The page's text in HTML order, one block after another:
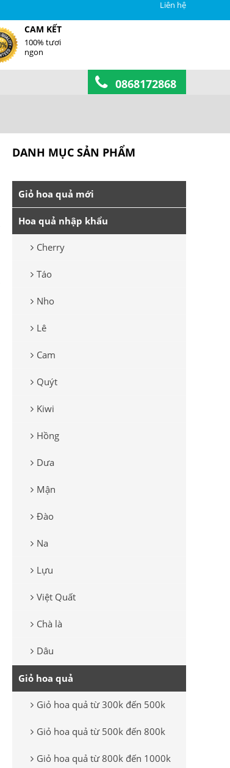
Liên hệ
CAM KẾT
100% tươi
ngon
0868172868
DANH MỤC SẢN PHẨM
Giỏ hoa quả mới
Hoa quả nhập khẩu
Cherry
Táo
Nho
Lê
Cam
Quýt
Kiwi
Hồng
Dưa
Mận
Đào
Na
Lựu
Việt Quất
Chà là
Dâu
Giỏ hoa quả
Giỏ hoa quả từ 300k đến 500k
Giỏ hoa quả từ 500k đến 800k
Giỏ hoa quả từ 800k đến 1000k